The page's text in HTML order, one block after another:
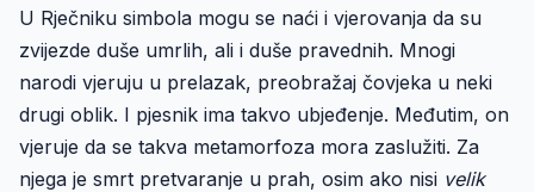
U Rječniku simbola mogu se naći i vjerovanja da su
zvijezde duše umrlih, ali i duše pravednih. Mnogi
narodi vjeruju u prelazak, preobražaj čovjeka u neki
drugi oblik. I pjesnik ima takvo ubjeđenje. Međutim, on
vjeruje da se takva metamorfoza mora zaslužiti. Za
njega je smrt pretvaranje u prah, osim ako nisi velik